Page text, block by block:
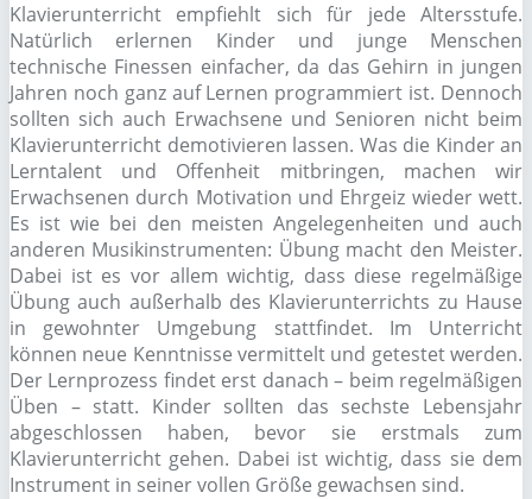
Klavierunterricht empfiehlt sich für jede Altersstufe.
Natürlich erlernen Kinder und junge Menschen
technische Finessen einfacher, da das Gehirn in jungen
Jahren noch ganz auf Lernen programmiert ist. Dennoch
sollten sich auch Erwachsene und Senioren nicht beim
Klavierunterricht demotivieren lassen. Was die Kinder an
Lerntalent und Offenheit mitbringen, machen wir
Erwachsenen durch Motivation und Ehrgeiz wieder wett.
Es ist wie bei den meisten Angelegenheiten und auch
anderen Musikinstrumenten: Übung macht den Meister.
Dabei ist es vor allem wichtig, dass diese regelmäßige
Übung auch außerhalb des Klavierunterrichts zu Hause
in gewohnter Umgebung stattfindet. Im Unterricht
können neue Kenntnisse vermittelt und getestet werden.
Der Lernprozess findet erst danach – beim regelmäßigen
Üben – statt. Kinder sollten das sechste Lebensjahr
abgeschlossen haben, bevor sie erstmals zum
Klavierunterricht gehen. Dabei ist wichtig, dass sie dem
Instrument in seiner vollen Größe gewachsen sind.